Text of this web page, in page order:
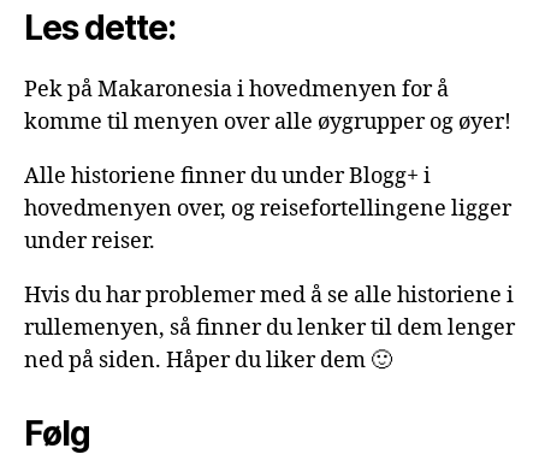
Les dette:
Pek på Makaronesia i hovedmenyen for å
komme til menyen over alle øygrupper og øyer!
Alle historiene finner du under Blogg+ i
hovedmenyen over, og reisefortellingene ligger
under reiser.
Hvis du har problemer med å se alle historiene i
rullemenyen, så finner du lenker til dem lenger
ned på siden. Håper du liker dem 🙂
Følg